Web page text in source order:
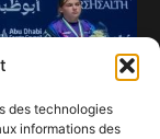
des technologies
informations des